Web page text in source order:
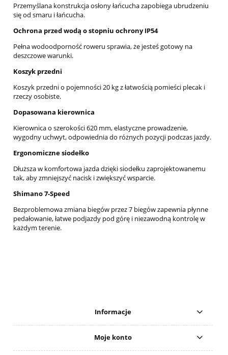
Przemyślana konstrukcja osłony łańcucha zapobiega ubrudzeniu
się od smaru i łańcucha.
Ochrona przed wodą o stopniu ochrony IP54
Pełna wodoodporność roweru sprawia, że jesteś gotowy na
deszczowe warunki.
Koszyk przedni
Koszyk przedni o pojemności 20 kg z łatwością pomieści plecak i
rzeczy osobiste.
Dopasowana kierownica
Kierownica o szerokości 620 mm, elastyczne prowadzenie,
wygodny uchwyt, odpowiednia do różnych pozycji podczas jazdy.
Ergonomiczne siodełko
Dłuższa w komfortowa jazda dzięki siodełku zaprojektowanemu
tak, aby zmniejszyć nacisk i zwiększyć wsparcie.
Shimano 7-Speed
Bezproblemowa zmiana biegów przez 7 biegów zapewnia płynne
pedałowanie, łatwe podjazdy pod górę i niezawodną kontrolę w
każdym terenie.
Informacje
Moje konto